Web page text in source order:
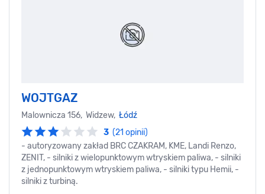
WOJTGAZ
Malownicza 156, Widzew, Łódź
3 (21 opinii)
- autoryzowany zakład BRC CZAKRAM, KME, Landi Renzo,
ZENIT, - silniki z wielopunktowym wtryskiem paliwa, - silniki
z jednopunktowym wtryskiem paliwa, - silniki typu Hemii, -
silniki z turbiną.